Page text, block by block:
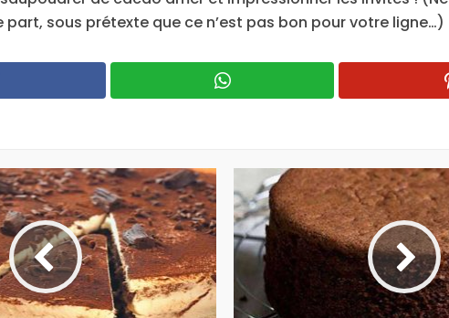
sous prétexte que ce n’est pas bon pour votre ligne…)